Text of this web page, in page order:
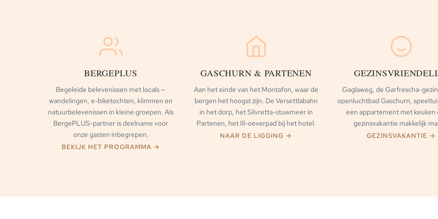
BERGEPLUS
Begeleide belevenissen met locals —
wandelingen, e-biketochten, klimmen en
natuurbelevenissen in kleine groepen. Als
BergePLUS-partner is deelname voor
onze gasten inbegrepen.
BEKIJK HET PROGRAMMA →
GASCHURN & PARTENEN
Aan het einde van het Montafon, waar de
bergen het hoogst zijn. De Versettlabahn
in het dorp, het Silvretta-stuwmeer in
Partenen, het Ill-oeverpad bij het hotel.
NAAR DE LIGGING →
Gaglaweg, de Garfrescha-
openluchtbad Gaschurn,
een appartement met keuken
gezinsvakantie makkelijk
GEZINSVAKANTIE →